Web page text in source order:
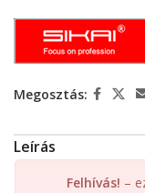
Megosztás:
Leírás
Felhívás! –